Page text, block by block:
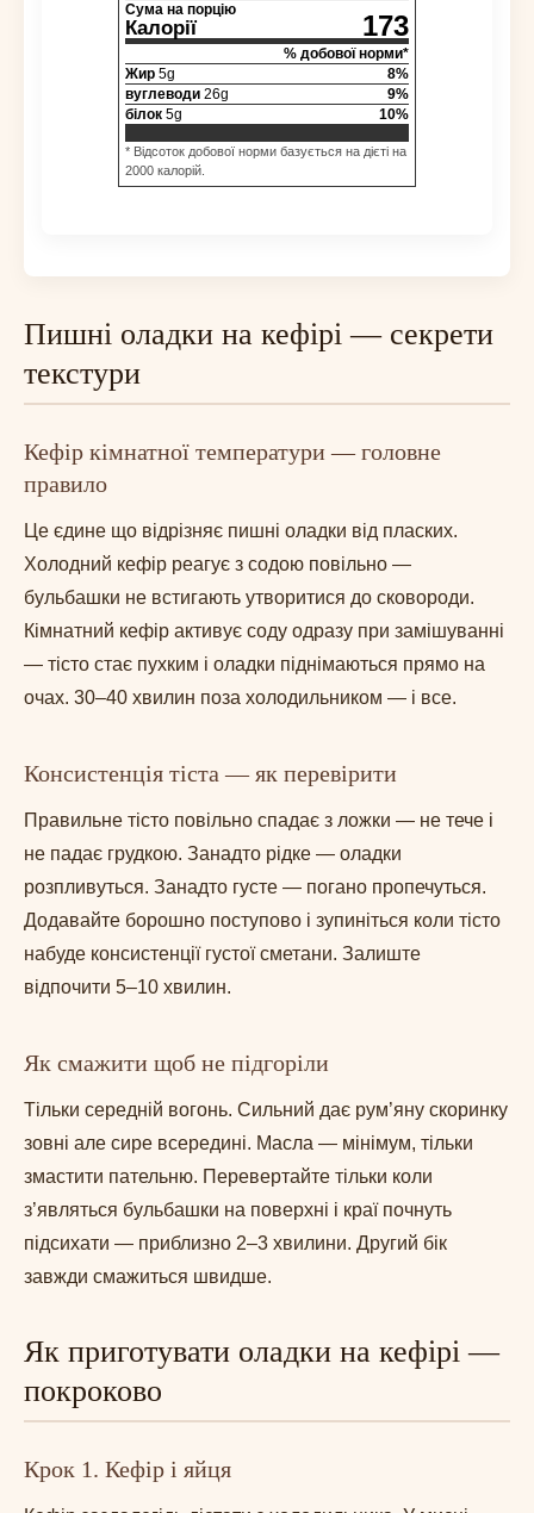
Сума на порцію
Калорії 173
% добової норми*
Жир 5g 8%
вуглеводи 26g 9%
білок 5g 10%
* Відсоток добової норми базується на дієті на
2000 калорій.
Пишні оладки на кефірі — секрети
текстури
Кефір кімнатної температури — головне
правило
Це єдине що відрізняє пишні оладки від пласких.
Холодний кефір реагує з содою повільно —
бульбашки не встигають утворитися до сковороди.
Кімнатний кефір активує соду одразу при замішуванні
— тісто стає пухким і оладки піднімаються прямо на
очах. 30–40 хвилин поза холодильником — і все.
Консистенція тіста — як перевірити
Правильне тісто повільно спадає з ложки — не тече і
не падає грудкою. Занадто рідке — оладки
розпливуться. Занадто густе — погано пропечуться.
Додавайте борошно поступово і зупиніться коли тісто
набуде консистенції густої сметани. Залиште
відпочити 5–10 хвилин.
Як смажити щоб не підгоріли
Тільки середній вогонь. Сильний дає рум’яну скоринку
зовні але сире всередині. Масла — мінімум, тільки
змастити пательню. Перевертайте тільки коли
з’являться бульбашки на поверхні і краї почнуть
підсихати — приблизно 2–3 хвилини. Другий бік
завжди смажиться швидше.
Як приготувати оладки на кефірі —
покроково
Крок 1. Кефір і яйця